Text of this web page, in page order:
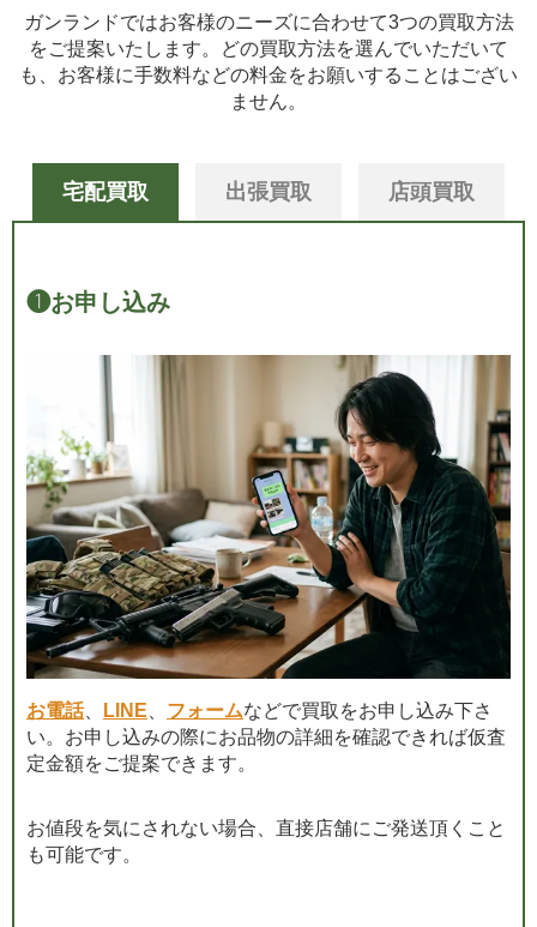
ガンランドではお客様のニーズに合わせて3つの買取方法
をご提案いたします。
どの買取方法を選んでいただいて
も、お客様に手数料などの料金をお願いすることはござい
ません。
宅配買取 出張買取 店頭買取
❶お申し込み
お電話、 LINE フォームなどで買取をお申し込み下さ
い。お申し込みの際にお品物の詳細を確認できれば仮査
定金額をご提案できます。
お値段を気にされない場合、直接店舗にご発送頂くこと
も可能です。